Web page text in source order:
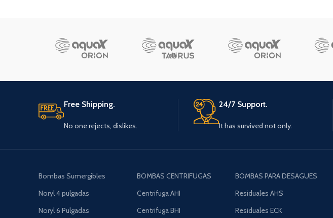
Free Shipping.
No one rejects, dislikes.
24/7 Support.
It has survived not only.
Bombas Sumergibles
Noryl 4 pulgadas
Noryl 6 Pulgadas
BOMBAS CENTRIFUGAS
Centrifuga AHI
Centrifuga BHI
BOMBAS PARA DESAGUES
Residuales AHS
Residuales ECK